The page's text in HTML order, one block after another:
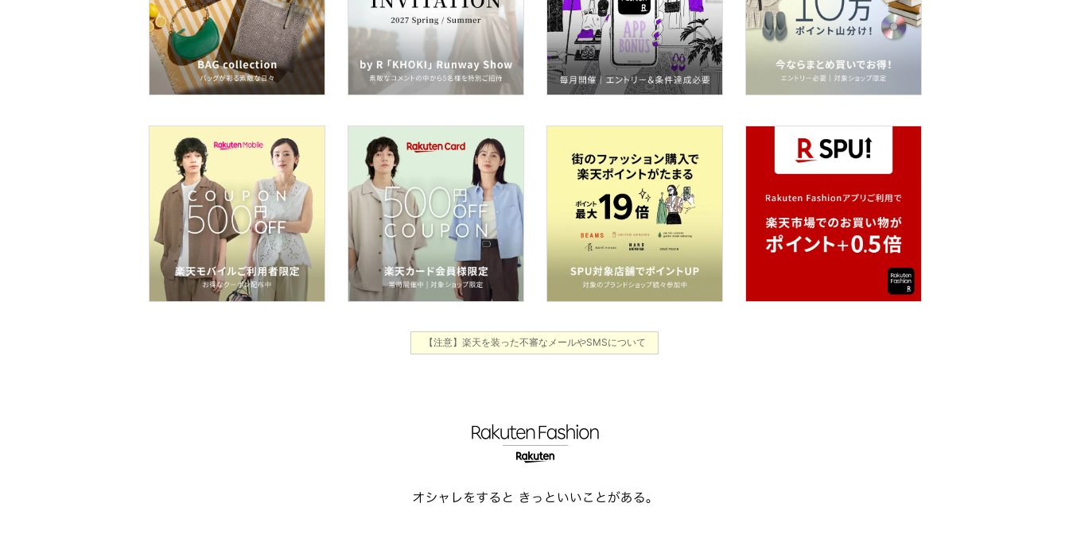
【注意】楽天を装った不審なメールやSMSについて